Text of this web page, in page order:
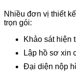
Nhiều đơn vị thiết
trọn gói:
Khảo sát hiện
Lập hồ sơ xin
Đại diện nộp